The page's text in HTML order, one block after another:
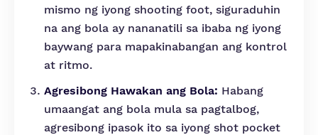
mismo ng iyong shooting foot, siguraduhin
na ang bola ay nananatili sa ibaba ng iyong
baywang para mapakinabangan ang kontrol
at ritmo.
Agresibong Hawakan ang Bola: Habang
umaangat ang bola mula sa pagtalbog,
agresibong ipasok ito sa iyong shot pocket